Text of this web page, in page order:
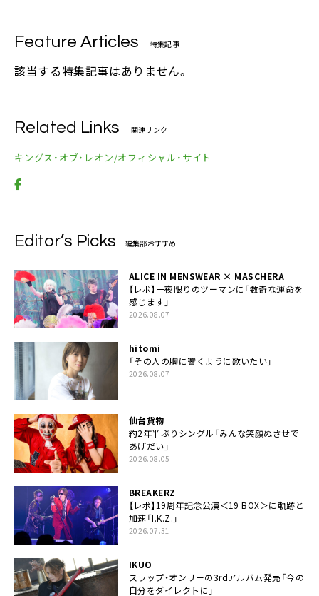
Feature Articles 特集記事
該当する特集記事はありません。
Related Links 関連リンク
キングス・オブ・レオン/オフィシャル・サイト
Editor’s Picks 編集部おすすめ
ALICE IN MENSWEAR × MASCHERA
【レポ】一夜限りのツーマンに「数奇な運命を
感じます」
2026.08.07
hitomi
「その人の胸に響くように歌いたい」
2026.08.07
仙台貨物
約2年半ぶりシングル「みんな笑顔ぬさせで
あげだい」
2026.08.05
BREAKERZ
【レポ】19周年記念公演＜19 BOX＞に軌跡と
加速「I.K.Z.」
2026.07.31
IKUO
スラップ・オンリーの3rdアルバム発売「今の
自分をダイレクトに」